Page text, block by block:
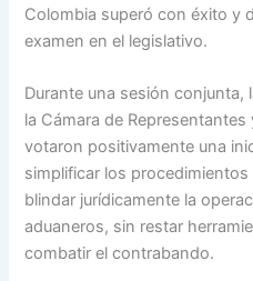
Colombia superó con éxito y
examen en el legislativo.
Durante una sesión
la Cámara de
votaron positivamente una
simplificar los
blindar jurídicamente la
aduaneros, sin restar
combatir el contrabando.